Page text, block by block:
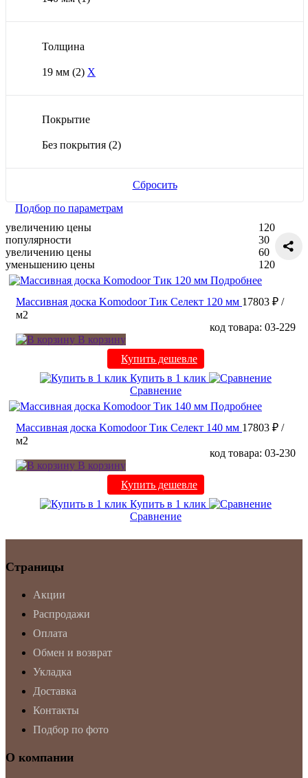
Толщина
19 мм (2) X
Покрытие
Без покрытия (2)
Сбросить
Подбор по параметрам
увеличению цены
популярности
увеличению цены
уменьшению цены
120
30
60
120
Подробнее
Массивная доска Komodoor Тик Селект 120 мм 17803 ₽ /
м2
код товара: 03-229
В корзину
Купить дешевле
Купить в 1 клик
Сравнение
Подробнее
Массивная доска Komodoor Тик Селект 140 мм 17803 ₽ /
м2
код товара: 03-230
В корзину
Купить дешевле
Купить в 1 клик
Сравнение
Страницы
Акции
Распродажи
Оплата
Обмен и возврат
Укладка
Доставка
Контакты
Подбор по фото
О компании